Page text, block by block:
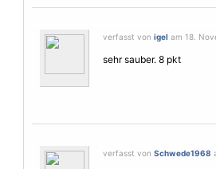
verfasst von igel am 18.
sehr sauber. 8 pkt
verfasst von Schwede1968